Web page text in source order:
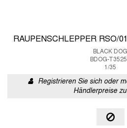
RAUPENSCHLEPPER RSO/
BLACK DOG
BDOG-
1/35
Registrieren Sie sich oder
Händlerpreise